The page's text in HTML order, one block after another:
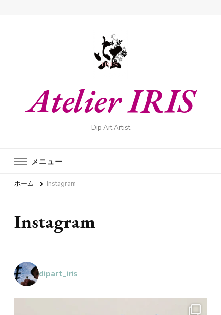
Atelier IRIS
Dip Art Artist
メニュー
ホーム Instagram
Instagram
dipart_iris